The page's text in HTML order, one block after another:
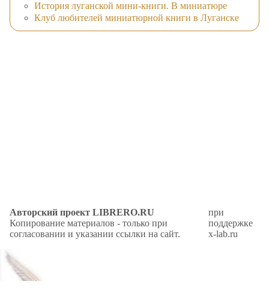
История луганской мини-книги. В миниатюре
Клуб любителей миниатюрной книги в Луганске
Авторский проект LIBRERO.RU
Копирование материалов - только при
согласовании и указании ссылки на сайт.
при
поддержке
x-lab.ru